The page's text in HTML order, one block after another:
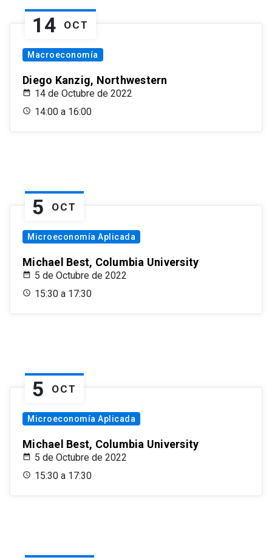
14 OCT
Macroeconomía
Diego Kanzig, Northwestern
14 de Octubre de 2022
14:00 a 16:00
5 OCT
Microeconomía Aplicada
Michael Best, Columbia University
5 de Octubre de 2022
15:30 a 17:30
5 OCT
Microeconomía Aplicada
Michael Best, Columbia University
5 de Octubre de 2022
15:30 a 17:30